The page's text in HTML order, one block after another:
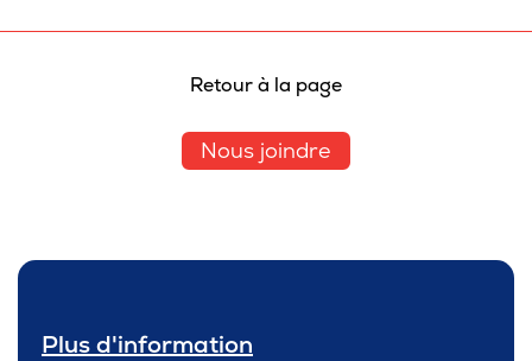
Retour à la page
Nous joindre
Plus d'information